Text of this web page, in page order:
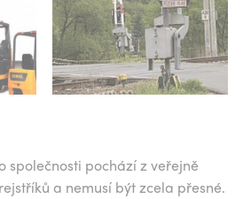
společnosti pochází z veřejně
a nemusí být zcela přesné.